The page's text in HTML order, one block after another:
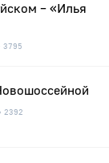
– «Илья
3795
2392